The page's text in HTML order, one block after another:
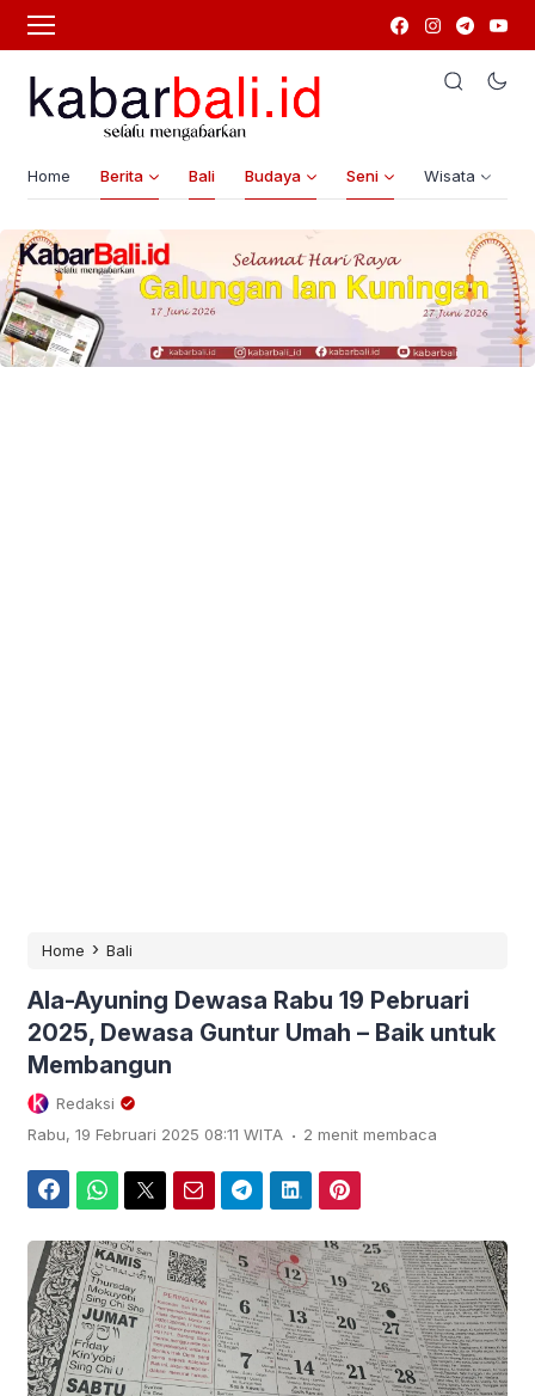
Home Berita Bali Budaya Seni Wisata
Home › Bali
Ala-Ayuning Dewasa Rabu 19 Pebruari
2025, Dewasa Guntur Umah – Baik untuk
Membangun
Redaksi
Rabu, 19 Februari 2025 08:11 WITA . 2 menit membaca